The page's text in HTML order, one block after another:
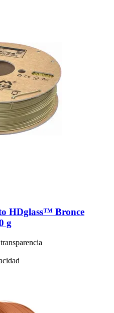
HDglass™ Bronce
g